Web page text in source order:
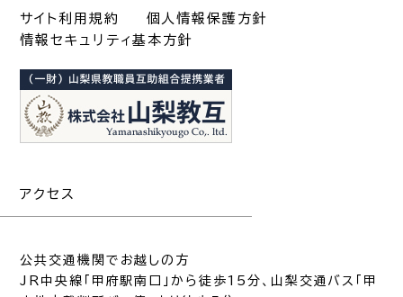
サイト利用規約
個人情報保護方針
情報セキュリティ基本方針
アクセス
公共交通機関でお越しの方
JR中央線「甲府駅南口」から徒歩15分、山梨交通バス「甲